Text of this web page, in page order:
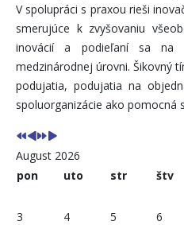
V spolupráci s praxou rieši
smerujúce k zvyšovaniu
inovácií a podieľaní sa
medzinárodnej úrovni. Šikovný
podujatia, podujatia na
spoluorganizácie ako pomocná
August 2026
pon
uto str štv
3
4 5 6